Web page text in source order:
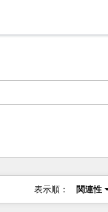
表示順： 関連性